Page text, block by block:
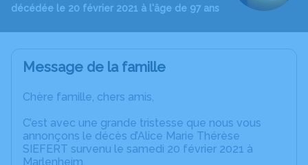
décédée le 20 février 2021 à l'âge de 97 ans
Message de la famille
Chère famille, chers amis,
C’est avec une grande tristesse que nous vous
annonçons le décès d’Alice Marie Thérèse
SIEFERT survenu le samedi 20 février 2021 à
Marlenheim.